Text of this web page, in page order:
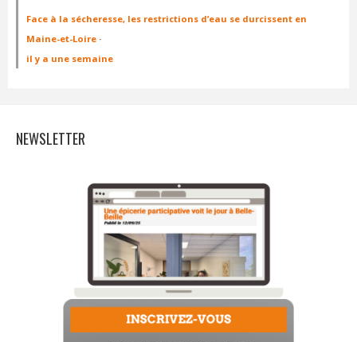
Face à la sécheresse, les restrictions d’eau se durcissent en
Maine-et-Loire ·
il y a une semaine
NEWSLETTER